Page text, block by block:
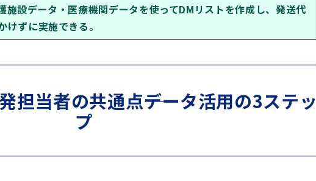
施設データ・医療機関データを使ってDMリストを作成し、発送代
ずに実施できる。
担当者の共通点――データ活用の3ステッ
プ